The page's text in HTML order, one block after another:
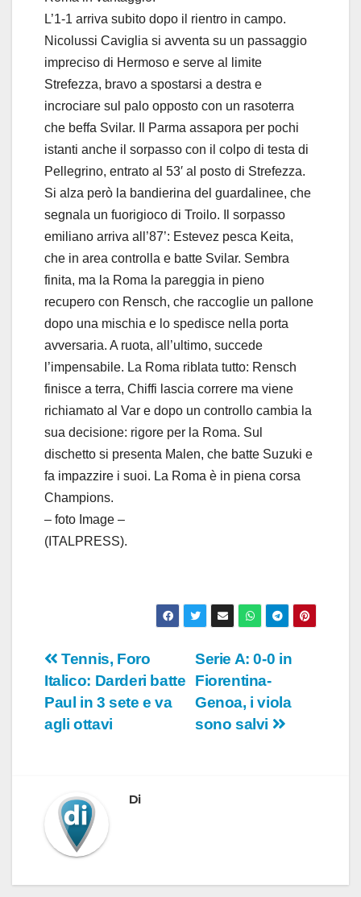
L’1-1 arriva subito dopo il rientro in campo.
Nicolussi Caviglia si avventa su un passaggio
impreciso di Hermoso e serve al limite
Strefezza, bravo a spostarsi a destra e
incrociare sul palo opposto con un rasoterra
che beffa Svilar. Il Parma assapora per pochi
istanti anche il sorpasso con il colpo di testa di
Pellegrino, entrato al 53′ al posto di Strefezza.
Si alza però la bandierina del guardalinee, che
segnala un fuorigioco di Troilo. Il sorpasso
emiliano arriva all’87’: Estevez pesca Keita,
che in area controlla e batte Svilar. Sembra
finita, ma la Roma la pareggia in pieno
recupero con Rensch, che raccoglie un pallone
dopo una mischia e lo spedisce nella porta
avversaria. A ruota, all’ultimo, succede
l’impensabile. La Roma riblata tutto: Rensch
finisce a terra, Chiffi lascia correre ma viene
richiamato al Var e dopo un controllo cambia la
sua decisione: rigore per la Roma. Sul
dischetto si presenta Malen, che batte Suzuki e
fa impazzire i suoi. La Roma è in piena corsa
Champions.
– foto Image –
(ITALPRESS).
Navigazione
articoli
Serie A: 0-0 in
Fiorentina-
Genoa, i viola
sono salvi
Tennis, Foro
Italico: Darderi batte
Paul in 3 sete e va
agli ottavi
Di